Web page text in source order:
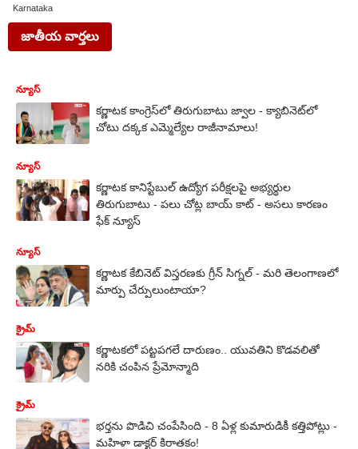
Karnataka
జాతీయ వార్తలు
న్యూస్
కర్ణాటక కాంగ్రెస్‌లో తిరుగుబాటు జ్వాల - క్యాబినెట్‌లో
చోటు దక్కక ఎమ్మెల్యేల రాజీనామాలు!
న్యూస్
కర్ణాటక కానిస్టేబుల్ ఉద్యోగ పరీక్షలపై అభ్యర్థుల
తిరుగుబాటు - పలు చోట్ల బాయ్ కాట్ - అసలు కారణం
ఫేక్ న్యూస్
న్యూస్
కర్ణాటక కేబినెట్ విస్తరణకు గ్రీన్ సిగ్నల్ - మరి తెలంగాణలో
మార్పు చేర్పులుంటాయా?
క్రైమ్
కర్ణాటకలో పట్టపగలే దారుణం.. యువతిని కొడవలితో
నరికి చంపిన ప్రేమోన్మాది
క్రైమ్
భర్తను పొడిచి చంపేసింది - 8 ఏళ్ల కుమారుడికీ కత్తిపోట్లు -
మహిళా డాక్టర్ కిరాతకం!